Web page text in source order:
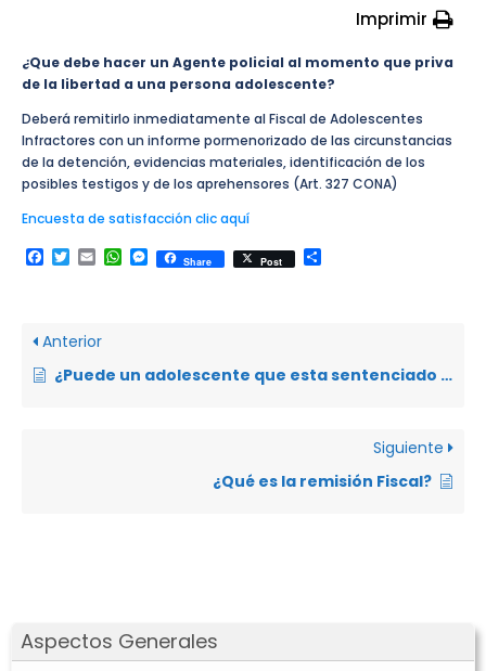
Aspectos Generales
Imprimir
¿Que debe hacer un Agente policial al momento que priva
de la libertad a una persona adolescente?
Deberá remitirlo inmediatamente al Fiscal de Adolescentes
Infractores con un informe pormenorizado de las circunstancias
de la detención, evidencias materiales, identificación de los
posibles testigos y de los aprehensores (Art. 327 CONA)
Encuesta de satisfacción clic aquí
Facebook
Twitter
EmailWhatsApp
Messenger
Share Post
Anterior
¿Puede un adolescente que esta sentenciado tener salidas y en que casos?
Siguiente
¿Qué es la remisión Fiscal?